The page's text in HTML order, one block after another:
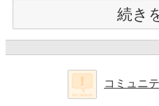
続き
コミュニ